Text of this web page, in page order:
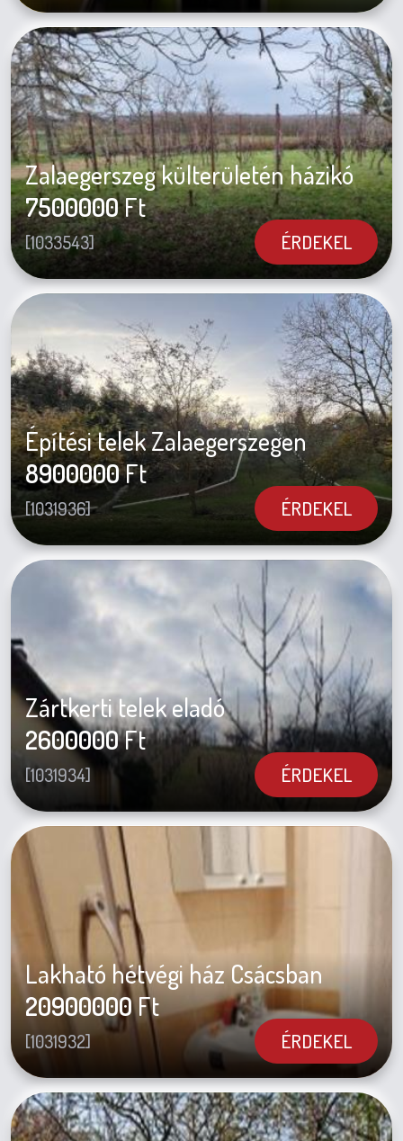
Zalaegerszeg külterületén házikó
7500000Ft
[1033543] ÉRDEKEL
Építési telek Zalaegerszegen
8900000Ft
[1031936] ÉRDEKEL
Zártkerti telek eladó
2600000Ft
[1031934] ÉRDEKEL
Lakható hétvégi ház Csácsban
20900000Ft
[1031932] ÉRDEKEL